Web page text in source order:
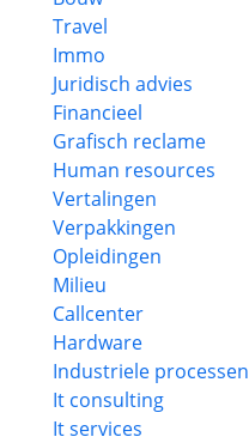
Travel
Immo
Juridisch advies
Financieel
Grafisch reclame
Human resources
Vertalingen
Verpakkingen
Opleidingen
Milieu
Callcenter
Hardware
Industriele processen
It consulting
It services